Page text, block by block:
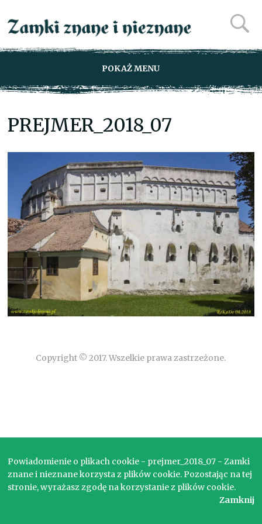
POKAŻ MENU
PREJMER_2018_07
Copyright © 2017. Wszelkie prawa zastrzeżone.
Powiadomienie o plikach cookie - prejmer_2018_07 - Zamki
znane i nieznane korzysta z plików cookie. Pozostając na tej
stronie, wyrażasz zgodę na korzystanie z plików cookie.
Zamknij